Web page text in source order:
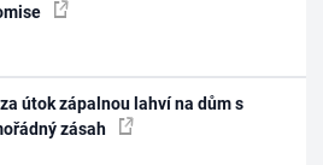
útok zápalnou lahví na dům s
zásah